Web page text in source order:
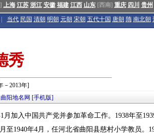
上海 江苏 浙江 安徽 福建 江西 山东[西南] 重庆 四川 贵州
当代 民国 清朝 明朝 元朝 宋朝 五代十国 唐朝 隋 南北朝
秀
－2013年]
曲阳地名网 [手机版]
月加入中国共产党并参加革命工作。1938年至
至1940年4月，任河北省曲阳县慈村小学教员。